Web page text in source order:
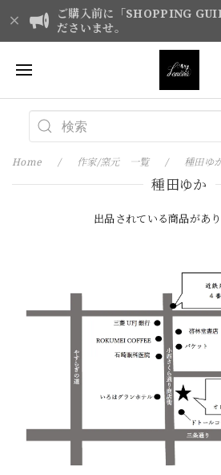
ご購入前に「SHOPPING
ださいませ。
Home 作家/窯元 一覧 種田ゆ
種田ゆか
出品されている商品があり